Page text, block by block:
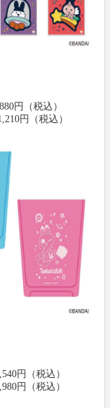
円（税込）
円（税込）
円（税込）
（税込）